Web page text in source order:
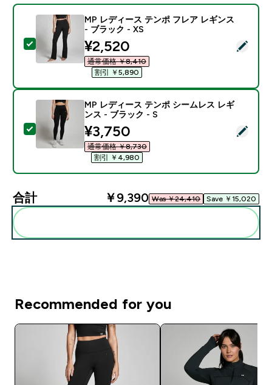
この商品を選択 - MP レディース テンポ フレア レギ
MP レディース テンポ フレア レギンス
- ブラック - XS
discounted price
¥2,520‎
通常価格 ￥8,410‎
割引 ￥5,890‎
この商品を選択 - MP レディース テンポ シームレス
MP レディース テンポ シームレス レギ
ンス - ブラック - S
discounted price
¥3,750‎
通常価格 ￥8,730‎
割引 ￥4,980‎
合計 ￥9,390‎ Was ￥24,410‎ Save ￥15,020‎
Recommended for you